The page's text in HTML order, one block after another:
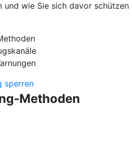
und wie Sie sich davor schützen
sperren
Methoden